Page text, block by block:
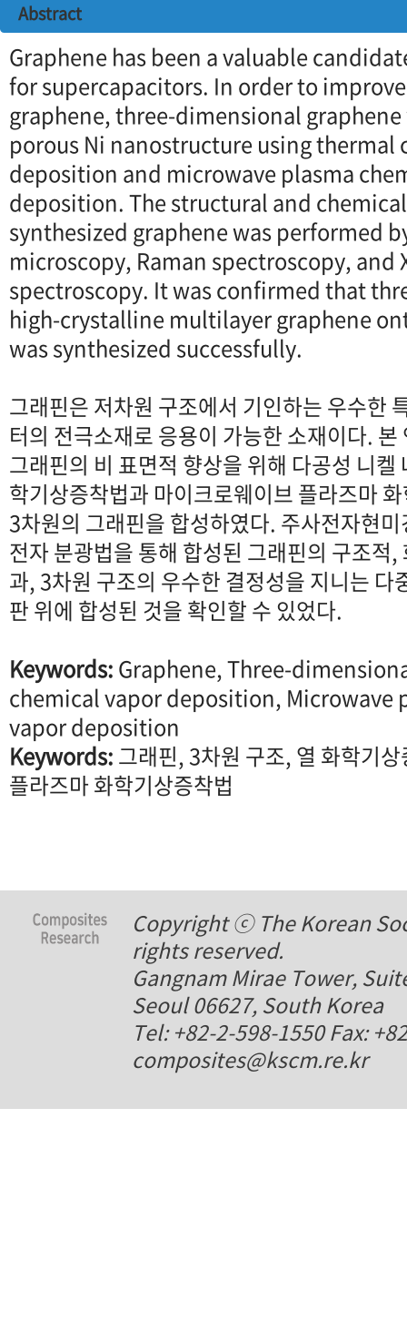
Abstract
Graphene has been a valuable
for supercapacitors. In order to
graphene, three-dimensional
porous Ni nanostructure using thermal
deposition and microwave plasma
deposition. The structural and
synthesized graphene was performed
microscopy, Raman spectroscopy,
spectroscopy. It was confirmed that
high-crystalline multilayer graphene
was synthesized successfully.
그래핀은 저차원 구조에서 기인하는 우수한
터의 전극소재로 응용이 가능한 소재이다.
그래핀의 비 표면적 향상을 위해 다공성 니
학기상증착법과 마이크로웨이브 플라즈마
3차원의 그래핀을 합성하였다. 주사전자현
전자 분광법을 통해 합성된 그래핀의 구조적
과, 3차원 구조의 우수한 결정성을 지니는 다
판 위에 합성된 것을 확인할 수 있었다.
Keywords:Graphene, Three-
chemical vapor deposition, Microwave
vapor deposition
Keywords:그래핀, 3차원 구조, 열 화학기
플라즈마 화학기상증착법
Copyright ⓒ The Korean
rights reserved.
Gangnam Mirae Tower,
Seoul 06627, South Korea
Tel: +82-2-598-1550 Fax:
composites@kscm.re.kr